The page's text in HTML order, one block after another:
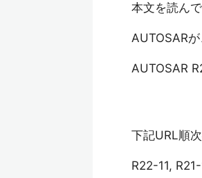
本文を読ん
AUTOSAR
AUTOSAR
下記URL順
R22-11, R21-